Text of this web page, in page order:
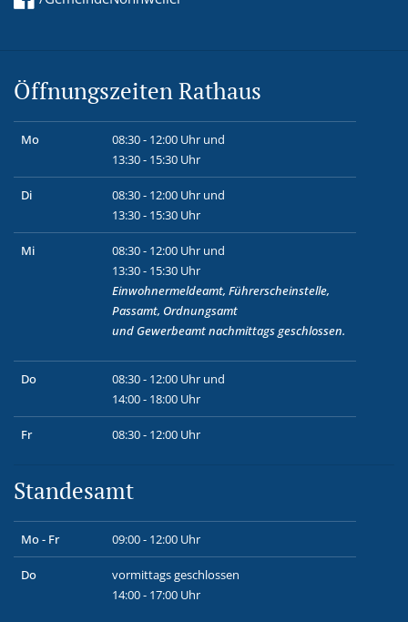
Öffnungszeiten Rathaus
Mo
08:30 - 12:00 Uhr und
13:30 - 15:30 Uhr
Di
08:30 - 12:00 Uhr und
13:30 - 15:30 Uhr
Mi
08:30 - 12:00 Uhr und
13:30 - 15:30 Uhr
Einwohnermeldeamt, Führerscheinstelle,
Passamt, Ordnungsamt
und Gewerbeamtnachmittags geschlossen.
Do
08:30 - 12:00 Uhr und
14:00 - 18:00 Uhr
Fr 08:30 - 12:00 Uhr
Standesamt
Mo - Fr 09:00 - 12:00 Uhr
Do
vormittags geschlossen
14:00 - 17:00 Uhr